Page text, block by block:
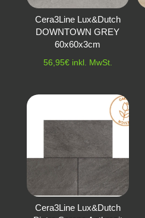
Cera3Line Lux&Dutch
DOWNTOWN GREY
60x60x3cm
56,95€ inkl. MwSt.
Cera3Line Lux&Dutch